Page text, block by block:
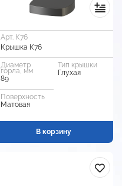
Арт. К76
Крышка К76
Диаметр
горла, мм
89
Тип крышки
Глухая
Поверхность
Матовая
В корзину